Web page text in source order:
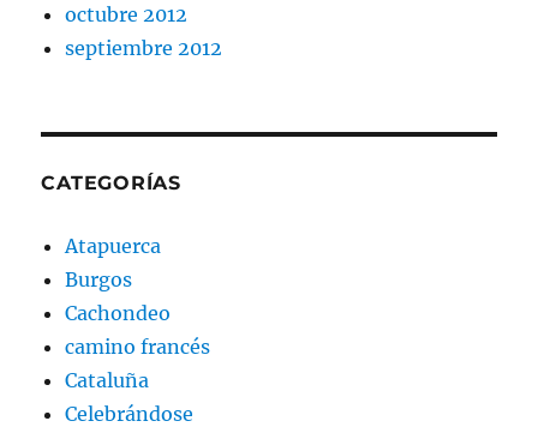
octubre 2012
septiembre 2012
CATEGORÍAS
Atapuerca
Burgos
Cachondeo
camino francés
Cataluña
Celebrándose